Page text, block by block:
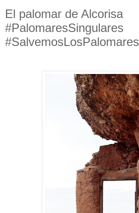
El palomar de Alcorisa
#PalomaresSingulares
#SalvemosLosPalomares